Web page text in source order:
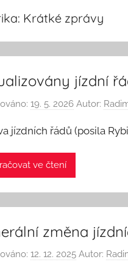
Krátké zprávy
jízdní
19. 5. 2026 Autor:
jízdních řádů (posila
ve čtení
změna
12. 12. 2025 Autor: